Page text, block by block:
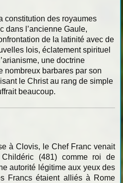
constitution des royaumes
dans l’ancienne Gaule,
de la latinité avec de
lois, éclatement spirituel
une doctrine
nombreux barbares par son
le Christ au rang de simple
beaucoup.
à Clovis, le Chef Franc venait
(481) comme roi de
autorité légitime aux yeux des
Francs étaient alliés à Rome